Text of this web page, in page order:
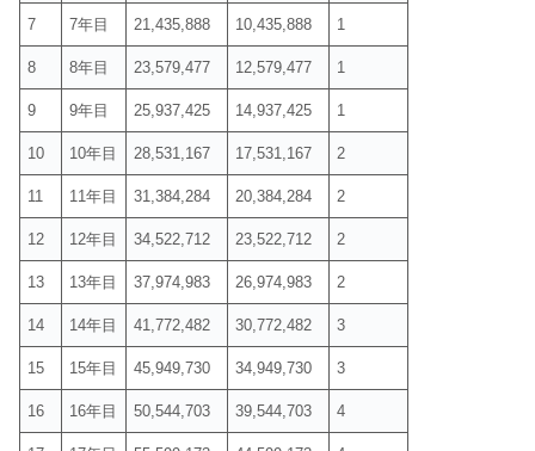
7 7年目 21,435,888 10,435,888 1
8 8年目 23,579,477 12,579,477 1
9 9年目 25,937,425 14,937,425 1
10 10年目 28,531,167 17,531,167 2
11 11年目 31,384,284 20,384,284 2
12 12年目 34,522,712 23,522,712 2
13 13年目 37,974,983 26,974,983 2
14 14年目 41,772,482 30,772,482 3
15 15年目 45,949,730 34,949,730 3
16 16年目 50,544,703 39,544,703 4